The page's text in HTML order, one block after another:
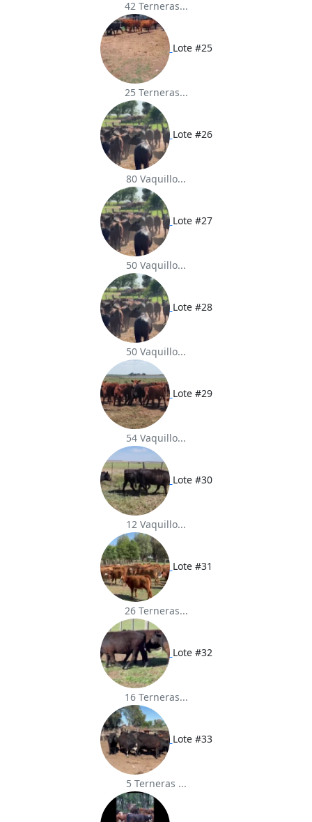
42 Terneras...
Lote #25
25 Terneras...
Lote #26
80 Vaquillo...
Lote #27
50 Vaquillo...
Lote #28
50 Vaquillo...
Lote #29
54 Vaquillo...
Lote #30
12 Vaquillo...
Lote #31
26 Terneras...
Lote #32
16 Terneras...
Lote #33
5 Terneras ...